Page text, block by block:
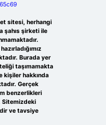
sitesi, herhangi
şahıs şirketi ile
Burada yer
taşımamakta
kişiler hakkında
Gerçek
benzerlikleri
Sitemizdeki
ve tavsiye